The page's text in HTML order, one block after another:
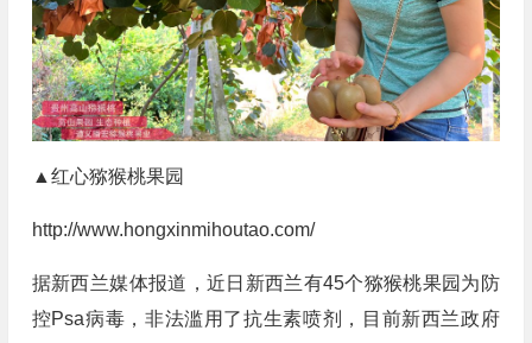
▲红心猕猴桃果园
http://www.hongxinmihoutao.com/
据新西兰媒体报道，近日新西兰有45个猕猴桃果园为防
控Psa病毒，非法滥用了抗生素喷剂，目前新西兰政府